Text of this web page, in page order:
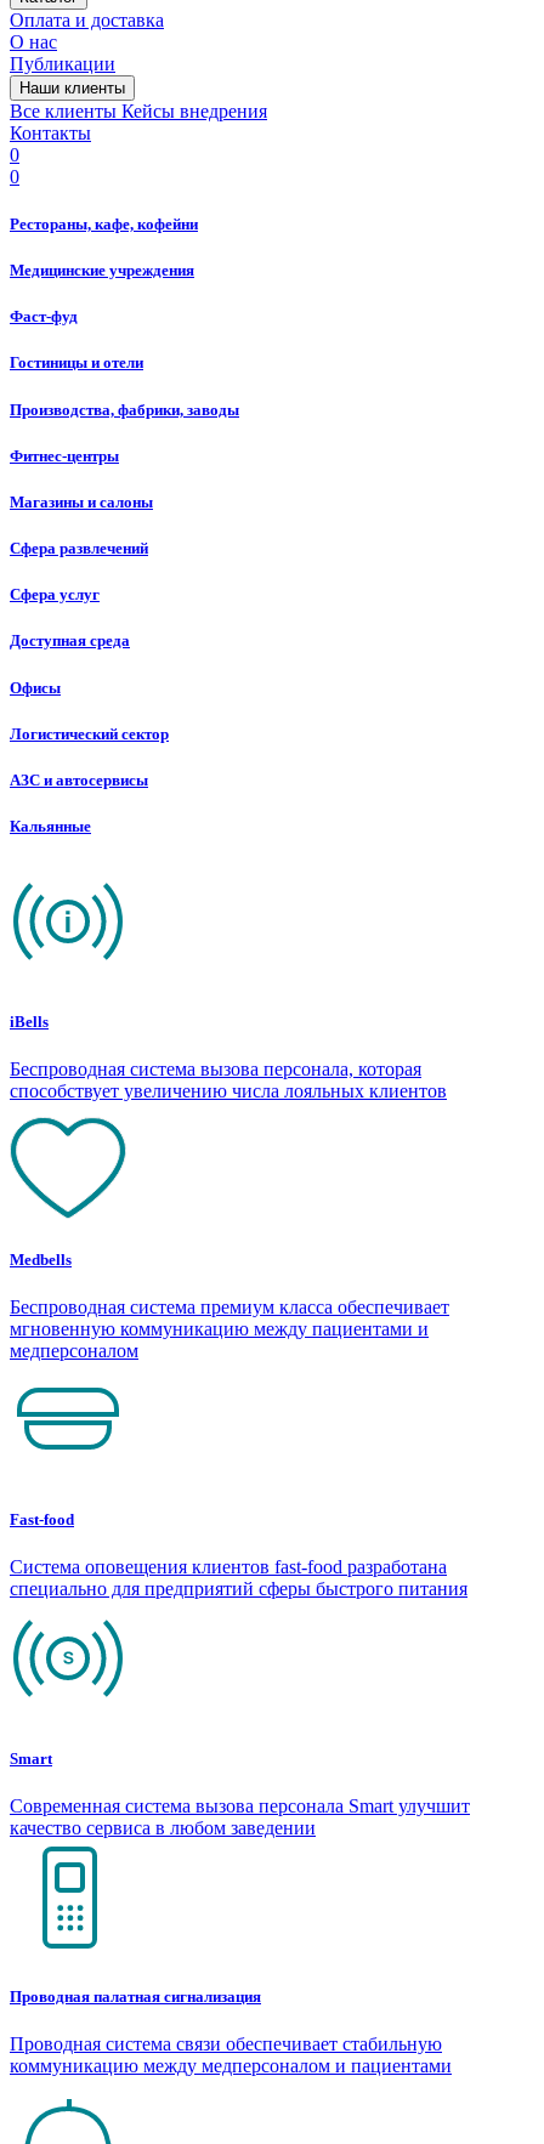
Оплата и доставка
О нас
Публикации
Наши клиенты
Все клиенты Кейсы внедрения
Контакты
0
0
Рестораны, кафе, кофейни
Медицинские учреждения
Фаст-фуд
Гостиницы и отели
Производства, фабрики, заводы
Фитнес-центры
Магазины и салоны
Сфера развлечений
Сфера услуг
Доступная среда
Офисы
Логистический сектор
АЗС и автосервисы
Кальянные
iBells
Беспроводная система вызова персонала, которая
способствует увеличению числа лояльных клиентов
Medbells
Беспроводная система премиум класса обеспечивает
мгновенную коммуникацию между пациентами и
медперсоналом
Fast-food
Система оповещения клиентов fast-food разработана
специально для предприятий сферы быстрого питания
Smart
Современная система вызова персонала Smart улучшит
качество сервиса в любом заведении
Проводная палатная сигнализация
Проводная система связи обеспечивает стабильную
коммуникацию между медперсоналом и пациентами